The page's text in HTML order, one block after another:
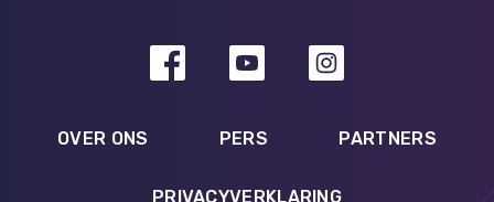
OVER ONS PERS PARTNERS
PRIVACYVERKLARING